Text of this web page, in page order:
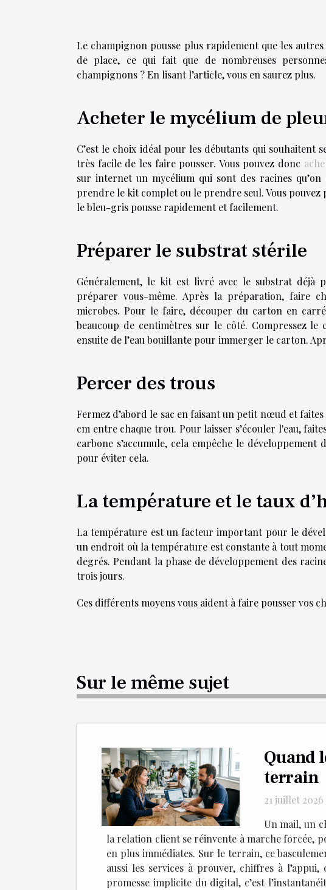
Le champignon pousse plus rapidement que les
de place, ce qui fait que de nombreuses
champignons ? En lisant l’article, vous en saurez plus.
Acheter le mycélium de
C’est le choix idéal pour les débutants qui souhaitent
très facile de les faire pousser. Vous pouvez donc
sur internet un mycélium qui sont des racines
prendre le kit complet ou le prendre seul. Vous
le bleu-gris pousse rapidement et facilement.
Préparer le substrat stérile
Généralement, le kit est livré avec le substrat déjà
préparer vous-même. Après la préparation, faire
microbes. Pour le faire, découper du carton en
beaucoup de centimètres sur le côté. Compressez
ensuite de l’eau bouillante pour immerger le carton.
Percer des trous
Fermez d’abord le sac en faisant un petit nœud et
cm entre chaque trou. Pour laisser s’écouler l'eau,
carbone s’accumule, cela empêche le
pour éviter cela.
La température et le taux
La température est un facteur important pour le
un endroit où la température est constante à tout
degrés. Pendant la phase de développement des
trois jours.
Ces différents moyens vous aident à faire pousser vos
Sur le même sujet
Quand
terrain
21 juillet 2026
Un mail, un
la relation client se réinvente à marche forcée,
en plus immédiates. Sur le terrain, ce
aussi les services à prouver, chiffres à
promesse implicite du digital, c’est